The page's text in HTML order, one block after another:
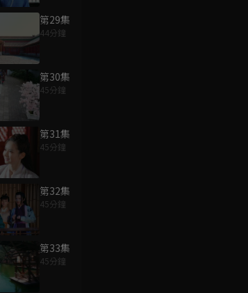
第29集
44分鐘
第30集
45分鐘
第31集
45分鐘
第32集
45分鐘
第33集
45分鐘